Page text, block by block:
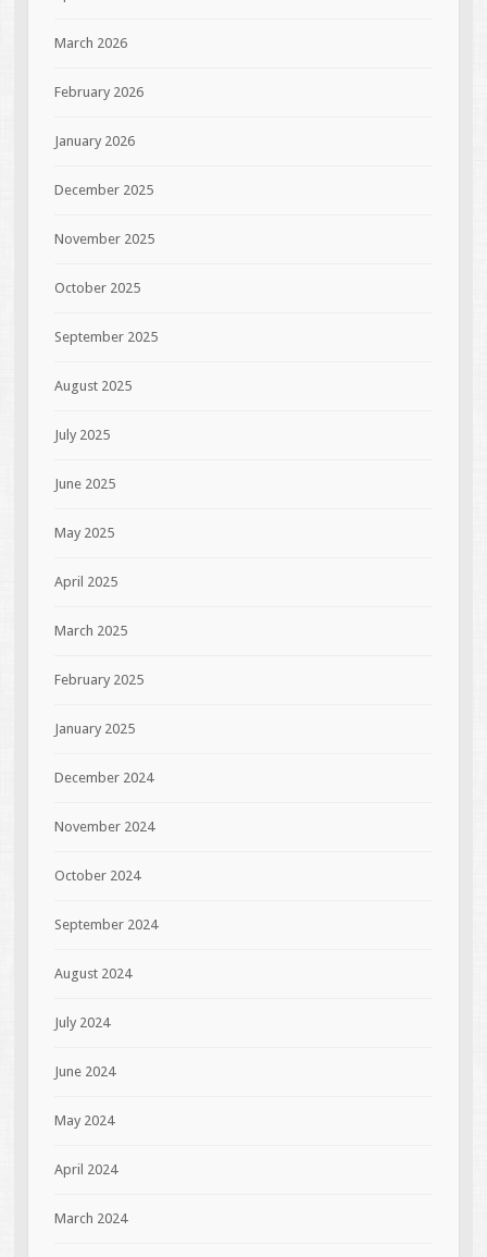
March 2026
February 2026
January 2026
December 2025
November 2025
October 2025
September 2025
August 2025
July 2025
June 2025
May 2025
April 2025
March 2025
February 2025
January 2025
December 2024
November 2024
October 2024
September 2024
August 2024
July 2024
June 2024
May 2024
April 2024
March 2024